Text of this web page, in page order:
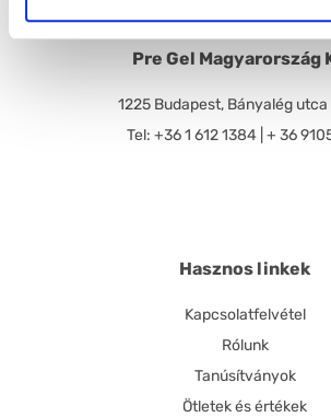
Pre Gel Magyarország
1225 Budapest, Bányalég
Tel: +36 1 612 1384 | + 36
Hasznos linkek
Kapcsolatfelvétel
Rólunk
Tanúsítványok
Ötletek és értékek